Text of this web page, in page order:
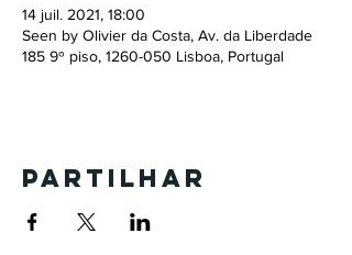
14 juil. 2021, 18:00
Seen by Olivier da Costa, Av. da Liberdade
185 9º piso, 1260-050 Lisboa, Portugal
Partilhar